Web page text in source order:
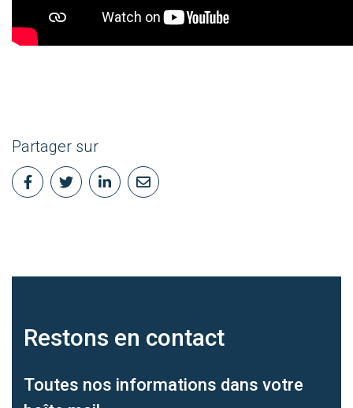
Partager sur
Restons en contact
Toutes nos informations dans votre